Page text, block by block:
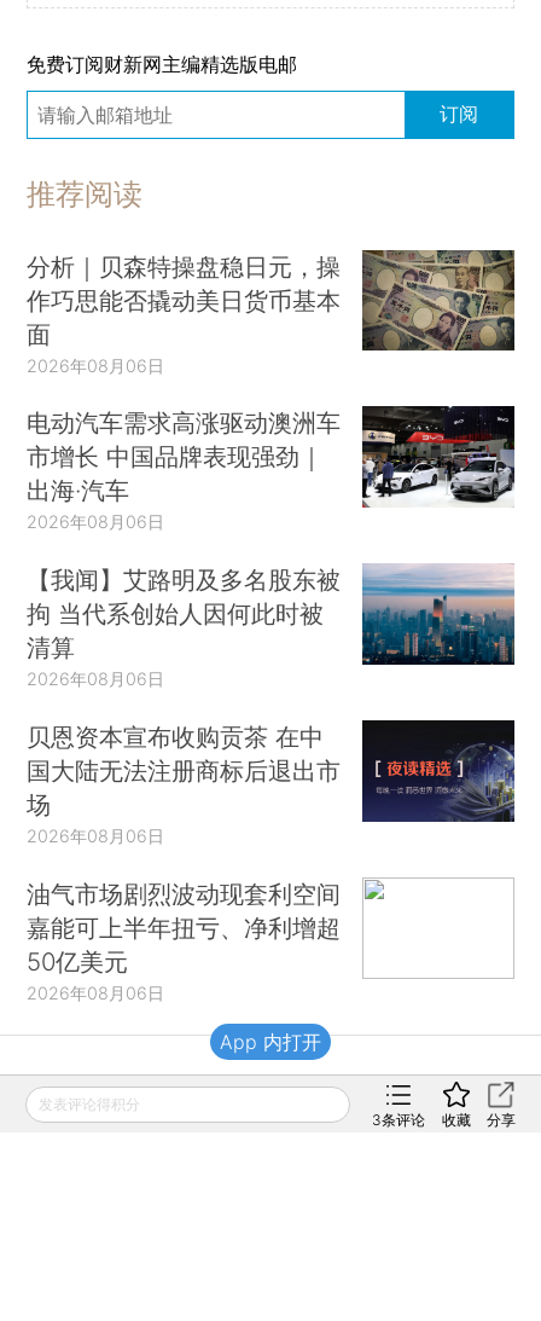
免费订阅财新网主编精选版电邮
订阅
推荐阅读
分析｜贝森特操盘稳日元，操
作巧思能否撬动美日货币基本
面
2026年08月06日
电动汽车需求高涨驱动澳洲车
市增长 中国品牌表现强劲｜
出海·汽车
2026年08月06日
【我闻】艾路明及多名股东被
拘 当代系创始人因何此时被
清算
2026年08月06日
贝恩资本宣布收购贡茶 在中
国大陆无法注册商标后退出市
场
2026年08月06日
油气市场剧烈波动现套利空间
嘉能可上半年扭亏、净利增超
50亿美元
2026年08月06日
财新移动
发表评论得积分
3条评论 收藏 分享
App 内打开